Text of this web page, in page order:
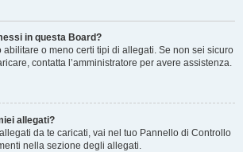
in questa Board?
abilitare o meno certi tipi di allegati. Se non sei sicuro
contatta l’amministratore per avere assistenza.
allegati?
da te caricati, vai nel tuo Pannello di Controllo
nella sezione degli allegati.